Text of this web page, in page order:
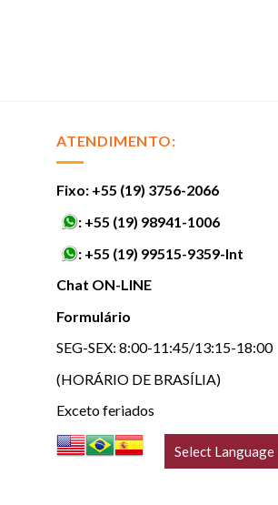
ATENDIMENTO:
Fixo: +55 (19) 3756-2066
: +55 (19) 98941-1006
: +55 (19) 99515-9359-Int
Chat ON-LINE
Formulário
SEG-SEX: 8:00-11:45/13:15-18:00
(HORÁRIO DE BRASÍLIA)
Exceto feriados